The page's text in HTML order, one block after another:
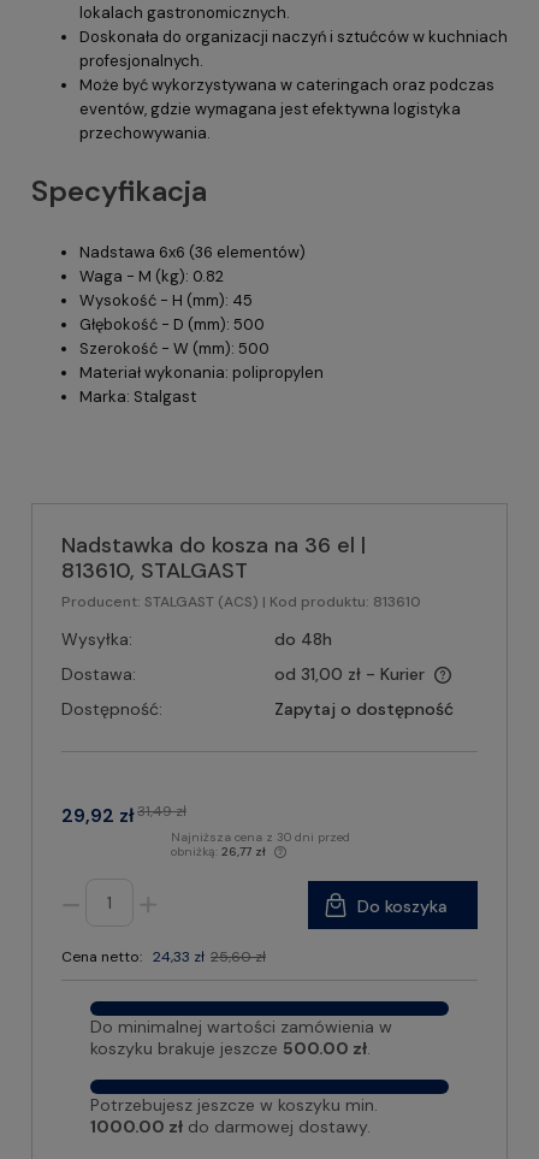
lokalach gastronomicznych.
Doskonała do organizacji naczyń i sztućców w kuchniach
profesjonalnych.
Może być wykorzystywana w cateringach oraz podczas
eventów, gdzie wymagana jest efektywna logistyka
przechowywania.
Specyfikacja
Nadstawa 6x6 (36 elementów)
Waga - M (kg): 0.82
Wysokość - H (mm): 45
Głębokość - D (mm): 500
Szerokość - W (mm): 500
Materiał wykonania: polipropylen
Marka: Stalgast
Nadstawka do kosza na 36 el |
813610, STALGAST
Producent: STALGAST (ACS) | Kod produktu: 813610
Wysyłka:
do 48h
Dostawa:
od 31,00 zł - Kurier
Dostępność:
Zapytaj o dostępność
29,92 zł31,49 zł
Najniższa cena z 30 dni przed
obniżką: 26,77 zł
Cena netto: 24,33 zł 25,60 zł
Do koszyka
Do minimalnej wartości zamówienia w
koszyku brakuje jeszcze 500.00 zł.
Potrzebujesz jeszcze w koszyku min.
1000.00 zł do darmowej dostawy.